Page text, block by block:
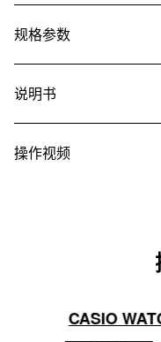
规格参数
说明书
操作视频
CASIO